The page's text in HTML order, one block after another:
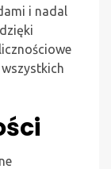
i nadal